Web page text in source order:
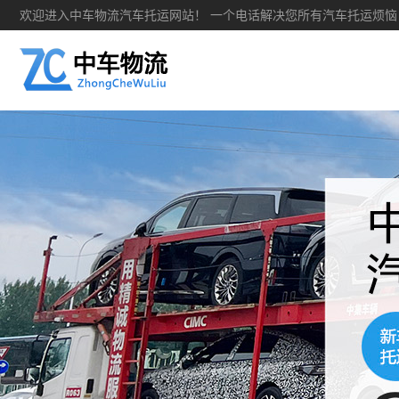
欢迎进入中车物流汽车托运网站！ 一个电话解决您所有汽车托运烦